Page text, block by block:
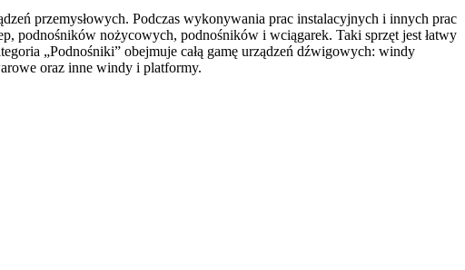
przemysłowych. Podczas wykonywania prac instalacyjnych i innych prac
podnośników nożycowych, podnośników i wciągarek. Taki sprzęt jest łatwy
„Podnośniki” obejmuje całą gamę urządzeń dźwigowych: windy
oraz inne windy i platformy.